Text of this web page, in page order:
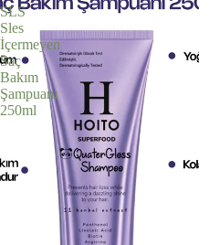
SLS
Sles
İçermeyen
Saç
Bakım
Şampuanı
250ml